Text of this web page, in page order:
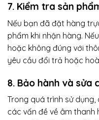
7. Kiểm tra sản
Nếu bạn đã đặt hàng
phẩm khi nhận hàng.
hoặc không đúng với
yêu cầu đổi trả hoặc
8. Bảo hành và sửa
Trong quá trình sử
các vấn đề về âm thanh